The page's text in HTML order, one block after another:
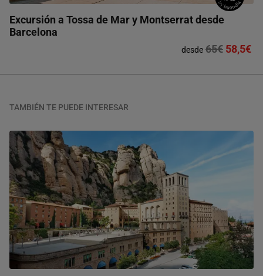
Excursión a Tossa de Mar y Montserrat desde
Barcelona
desde 65€ 58,5€
TAMBIÉN TE PUEDE INTERESAR